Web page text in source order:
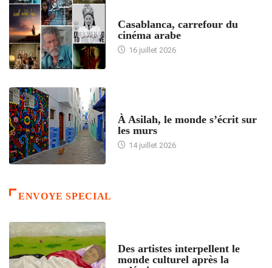
Casablanca, carrefour du
cinéma arabe
16 juillet 2026
À Asilah, le monde s’écrit sur
les murs
14 juillet 2026
ENVOYE SPECIAL
Des artistes interpellent le
monde culturel après la